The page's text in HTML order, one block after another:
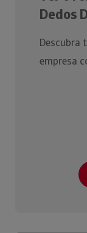
Dedos
Descubra
empresa